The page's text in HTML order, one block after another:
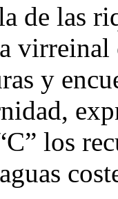
de las
y
los